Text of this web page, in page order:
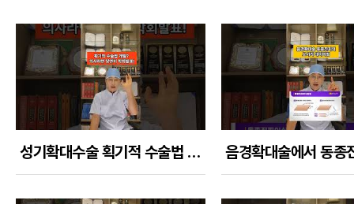
성기확대수술 획기적 수술법 개발 의사라면 당연히 학회발표를 한다!